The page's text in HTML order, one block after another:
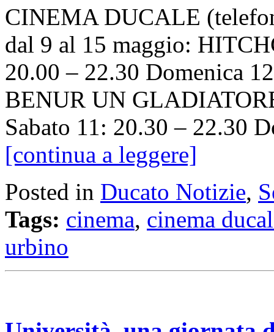
CINEMA DUCALE
dal 9 al 15 maggio:
20.00 – 22.30 Domenica
BENUR UN
Sabato 11: 20.30 – 22.30
[continua a leggere]
Posted in Ducato Notizie,
Tags: cinema, cinema
urbino